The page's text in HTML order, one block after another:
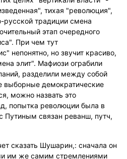
тихая "революция",
русской традиции смена
этап очередного
При чем тут
непонятно, но звучит красиво,
элит". Мафиози ограбили
разделили между собой
выборные демократические
можно назвать это
попытка революции была в
Путиным связан реванш, путч,
сказать Шушарин,: сначала он
им же самим стремлениями